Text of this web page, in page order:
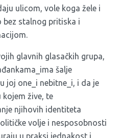
ulicom, vole koga žele i
stalnog pritiska i
glavnih glasačkih grupa,
šalje
joj one_i nebitne_i, i da je
žive, te
njihovih identiteta
volje i nesposobnosti
u praksi jednakost i